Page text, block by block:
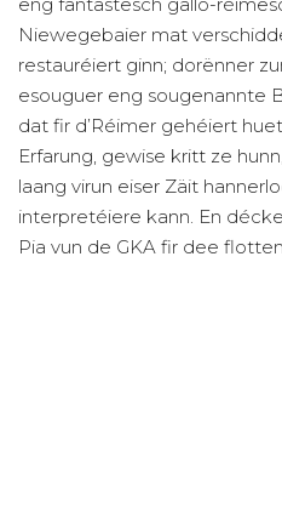
Niewegebaier mat
restauréiert ginn; dorënner
esouguer eng sougenannte
dat fir d’Réimer gehéiert
Erfarung, gewise kritt ze
laang virun eiser Zäit
interpretéiere kann. En
Pia vun de GKA fir dee